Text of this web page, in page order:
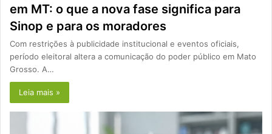
em MT: o que a nova fase significa para
Sinop e para os moradores
Com restrições à publicidade institucional e eventos oficiais,
período eleitoral altera a comunicação do poder público em Mato
Grosso. A…
Leia mais »